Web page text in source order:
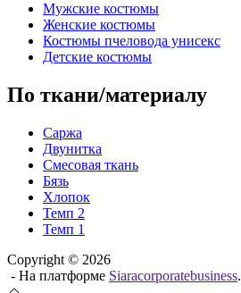
Мужские костюмы
Женские костюмы
Костюмы пчеловода унисекс
Детские костюмы
По ткани/материалу
Саржа
Двунитка
Смесовая ткань
Бязь
Хлопок
Темп 2
Темп 1
Copyright © 2026
- На платформе Siaracorporatebusiness.